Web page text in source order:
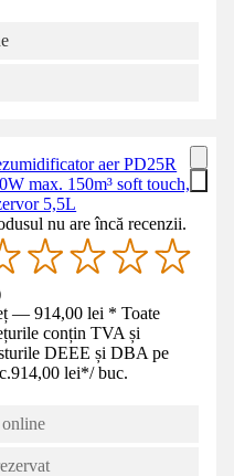
aer PD25R
max. 150m³ soft touch,
5,5L
nu are încă recenzii.
— 914,00 lei * Toate
conțin TVA și
DEEE și DBA pe
914,00 lei*/ buc.